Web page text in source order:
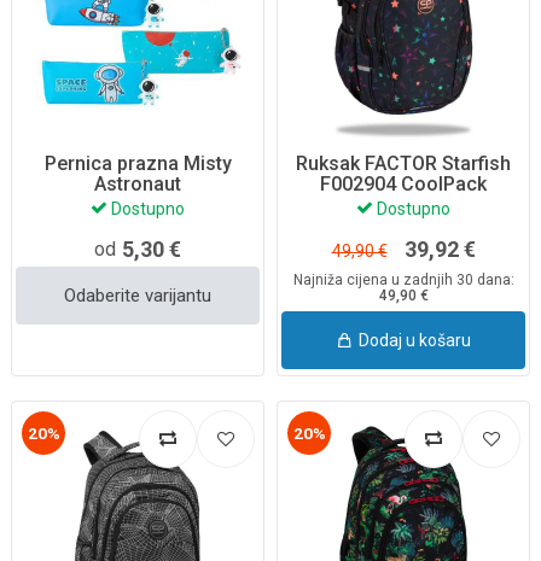
Pernica prazna Misty
Astronaut
Dostupno
od 5,30 €
Odaberite varijantu
Ruksak FACTOR Starfish
F002904 CoolPack
Dostupno
49,90 € 39,92 €
Najniža cijena u zadnjih 30 dana:
49,90 €
Dodaj u košaru
20% 20%